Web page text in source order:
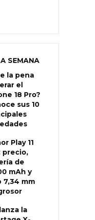
SEMANA
la pena
el
18 Pro?
sus 10
Play 11
precio,
de
mAh y
7,34 mm
la